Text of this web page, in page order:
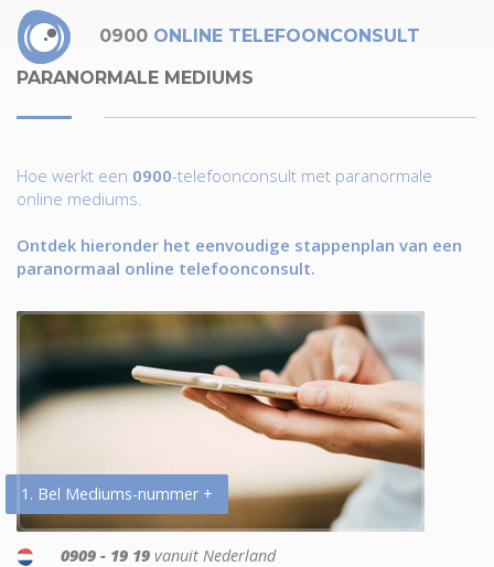
0900 ONLINE TELEFOONCONSULT
PARANORMALE MEDIUMS
Hoe werkt een 0900-telefoonconsult met paranormale
online mediums.
Ontdek hieronder het eenvoudige stappenplan van een
paranormaal online telefoonconsult.
1. Bel Mediums-nummer +
0909 - 19 19 vanuit Nederland